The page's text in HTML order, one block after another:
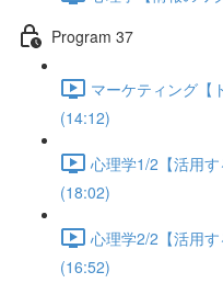
Program 37
マーケティング【
(14:12)
心理学1/2【活用す
(18:02)
心理学2/2【活用す
(16:52)